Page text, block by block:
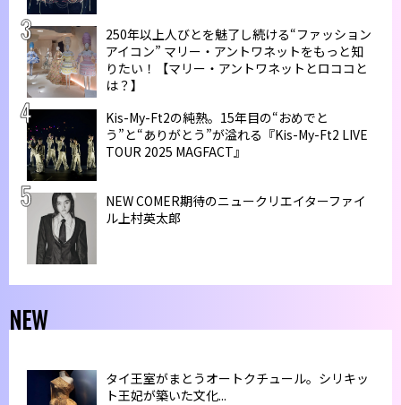
250年以上人びとを魅了し続ける“ファッション
アイコン” マリー・アントワネットをもっと知
りたい！【マリー・アントワネットとロココと
は？】
Kis-My-Ft2の純熟。15年目の“おめでと
う”と“ありがとう”が溢れる『Kis-My-Ft2 LIVE
TOUR 2025 MAGFACT』
NEW COMER期待のニュークリエイターファイ
ル上村英太郎
NEW
タイ王室がまとうオートクチュール。シリキッ
ト王妃が築いた文化...